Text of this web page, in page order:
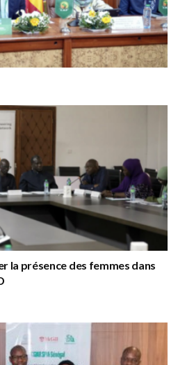
la présence des femmes dans